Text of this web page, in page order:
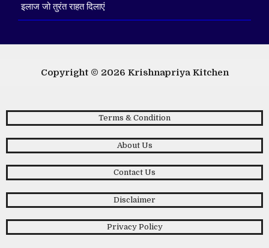
इलाज जो तुरंत राहत दिलाएं
Copyright © 2026 Krishnapriya Kitchen
Terms & Condition
About Us
Contact Us
Disclaimer
Privacy Policy